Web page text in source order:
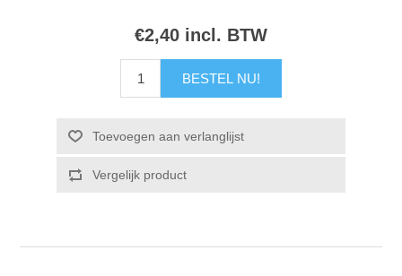
€2,40 incl. BTW